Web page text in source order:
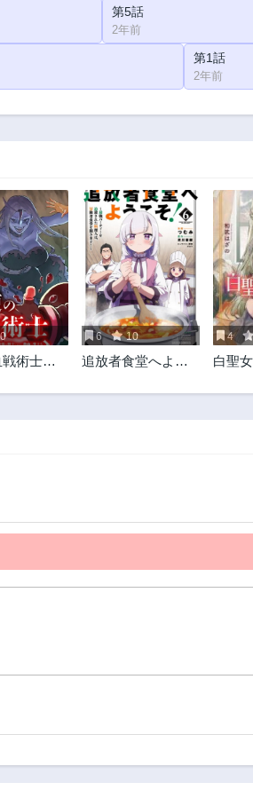
第5話
2年前
第1話
2年前
術士～
の戦士
6 10
追放者食堂へよう
4
白聖